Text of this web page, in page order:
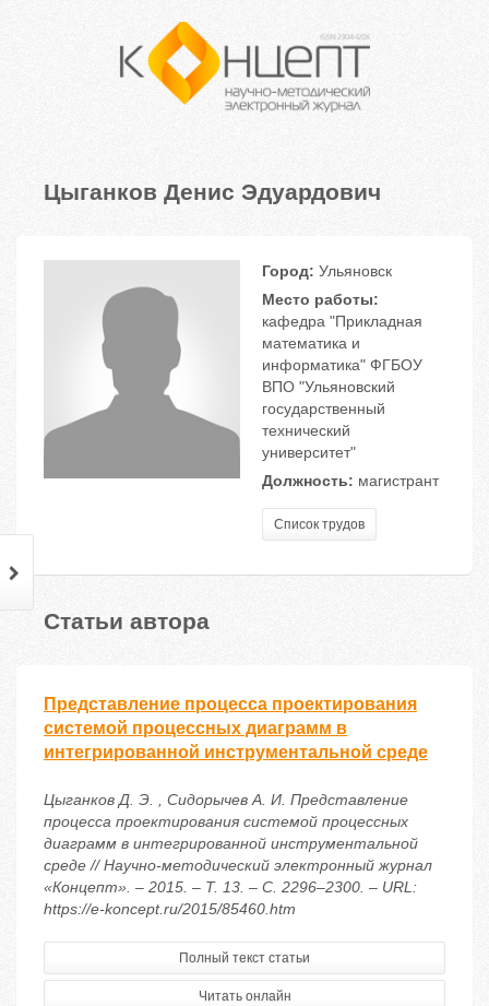
Цыганков Денис Эдуардович
Город: Ульяновск
Место работы:
кафедра "Прикладная
математика и
информатика" ФГБОУ
ВПО "Ульяновский
государственный
технический
университет"
Должность: магистрант
Список трудов
Статьи автора
Представление процесса проектирования
системой процессных диаграмм в
интегрированной инструментальной среде
Цыганков Д. Э. , Сидорычев А. И. Представление
процесса проектирования системой процессных
диаграмм в интегрированной инструментальной
среде // Научно-методический электронный журнал
«Концепт». – 2015. – Т. 13. – С. 2296–2300. – URL:
https://e-koncept.ru/2015/85460.htm
Полный текст статьи
Читать онлайн